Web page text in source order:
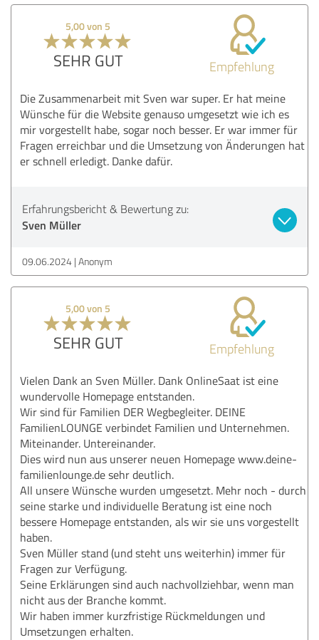
5,00 von 5
SEHR GUT Empfehlung
Die Zusammenarbeit mit Sven war super. Er hat meine
Wünsche für die Website genauso umgesetzt wie ich es
mir vorgestellt habe, sogar noch besser. Er war immer für
Fragen erreichbar und die Umsetzung von Änderungen hat
er schnell erledigt. Danke dafür.
Erfahrungsbericht & Bewertung zu:
Sven Müller
09.06.2024 Anonym
5,00 von 5
SEHR GUT Empfehlung
Vielen Dank an Sven Müller. Dank OnlineSaat ist eine
wundervolle Homepage entstanden.
Wir sind für Familien DER Wegbegleiter. DEINE
FamilienLOUNGE verbindet Familien und Unternehmen.
Miteinander. Untereinander.
Dies wird nun aus unserer neuen Homepage www.deine-
familienlounge.de sehr deutlich.
All unsere Wünsche wurden umgesetzt. Mehr noch - durch
seine starke und individuelle Beratung ist eine noch
bessere Homepage entstanden, als wir sie uns vorgestellt
haben.
Sven Müller stand (und steht uns weiterhin) immer für
Fragen zur Verfügung.
Seine Erklärungen sind auch nachvollziehbar, wenn man
nicht aus der Branche kommt.
Wir haben immer kurzfristige Rückmeldungen und
Umsetzungen erhalten.